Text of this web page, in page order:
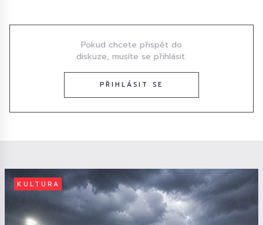
Pokud chcete přispět do
diskuze, musíte se přihlásit.
PŘIHLÁSIT SE
KULTURA